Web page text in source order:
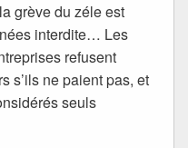
grève du zéle est
interdite… Les
refusent
s’ils ne paient pas, et
seuls